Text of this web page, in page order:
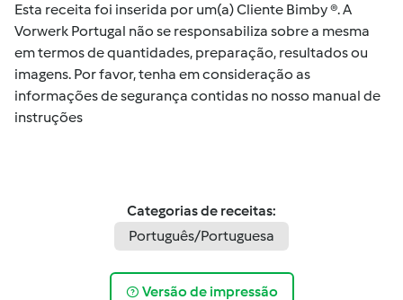
Esta receita foi inserida por um(a) Cliente Bimby ®. A
Vorwerk Portugal não se responsabiliza sobre a mesma
em termos de quantidades, preparação, resultados ou
imagens. Por favor, tenha em consideração as
informações de segurança contidas no nosso manual de
instruções
Categorias de receitas:
Português/Portuguesa
Versão de impressão